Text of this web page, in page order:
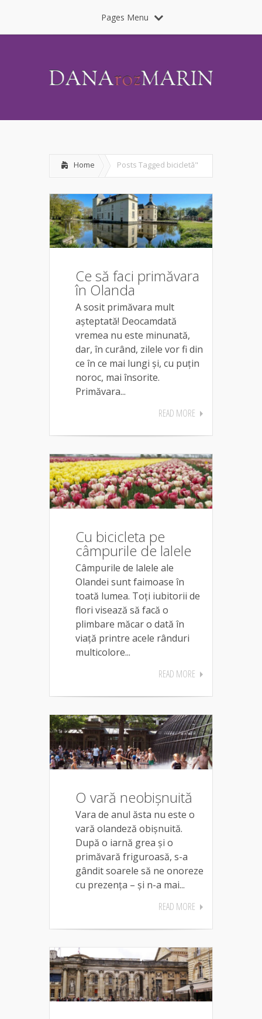
Pages Menu
Home Posts Tagged bicicletă"
Ce să faci primăvara
în Olanda
A sosit primăvara mult
așteptată! Deocamdată
vremea nu este minunată,
dar, în curând, zilele vor fi din
ce în ce mai lungi și, cu puțin
noroc, mai însorite.
Primăvara...
READ MORE
Cu bicicleta pe
câmpurile de lalele
Câmpurile de lalele ale
Olandei sunt faimoase în
toată lumea. Toți iubitorii de
flori visează să facă o
plimbare măcar o dată în
viață printre acele rânduri
multicolore...
READ MORE
O vară neobișnuită
Vara de anul ăsta nu este o
vară olandeză obișnuită.
După o iarnă grea și o
primăvară friguroasă, s-a
gândit soarele să ne onoreze
cu prezența – și n-a mai...
READ MORE